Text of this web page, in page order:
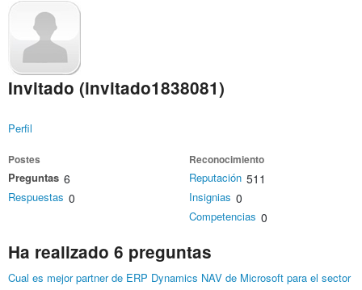
Invitado (invitado1838081)
Perfil
Postes
Preguntas 6
Respuestas 0
Reconocimiento
Reputación 511
Insignias 0
Competencias 0
Ha realizado 6 preguntas
Cual es mejor partner de ERP Dynamics NAV de Microsoft para el sector